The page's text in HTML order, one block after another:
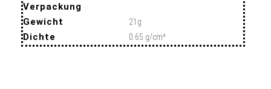
Verpackung
Gewicht
21g
Dichte 0.65 g/cm³